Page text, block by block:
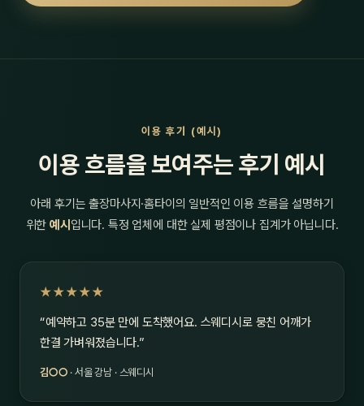
이용 후기 (예시)
이용 흐름을 보여주는 후기 예시
아래 후기는 출장마사지·홈타이의 일반적인 이용 흐름을 설명하기
위한예시 입니다. 특정 업체에 대한 실제 평점이나 집계가 아닙니다.
★★★★★
“예약하고 35분 만에 도착했어요. 스웨디시로 뭉친 어깨가
한결 가벼워졌습니다.”
김○○ · 서울 강남 · 스웨디시